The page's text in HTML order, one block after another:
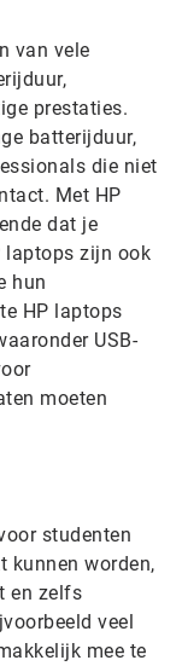
van vele
prestaties.
batterijduur,
die niet
Met HP
dat je
laptops zijn ook
hun
HP laptops
USB-
moeten
studenten
kunnen worden,
en zelfs
veel
mee te